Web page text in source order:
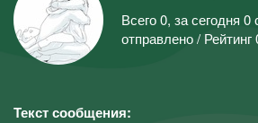
Всего 0, за сегодня
отправлено / Рейтинг
Текст сообщения: